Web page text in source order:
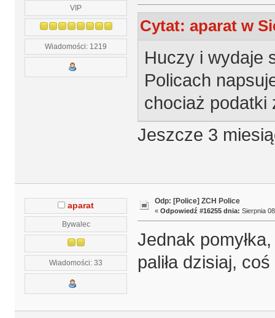
VIP
Wiadomości: 1219
Cytat: aparat w
Huczy i wydaje
Policach
chociaż podatki
Jeszcze 3
aparat
Bywalec
Wiadomości: 33
Odp: [Police] ZCH Police
« Odpowiedź #16255 dnia: Sierpnia
Jednak
paliła dzisiaj,